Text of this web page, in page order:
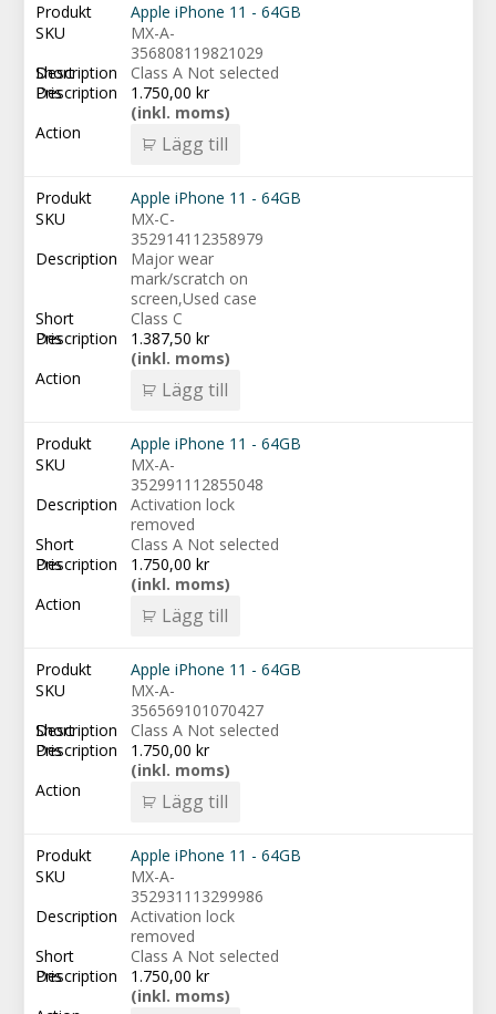
Apple iPhone 11 - 64GB
MX-A-
356808119821029
Class A Not selected
1.750,00 kr
(inkl. moms)
Lägg till
Apple iPhone 11 - 64GB
MX-C-
352914112358979
Major wear
mark/scratch on
screen,Used case
Class C
1.387,50 kr
(inkl. moms)
Lägg till
Apple iPhone 11 - 64GB
MX-A-
352991112855048
Activation lock
removed
Class A Not selected
1.750,00 kr
(inkl. moms)
Lägg till
Apple iPhone 11 - 64GB
MX-A-
356569101070427
Class A Not selected
1.750,00 kr
(inkl. moms)
Lägg till
Apple iPhone 11 - 64GB
MX-A-
352931113299986
Activation lock
removed
Class A Not selected
1.750,00 kr
(inkl. moms)